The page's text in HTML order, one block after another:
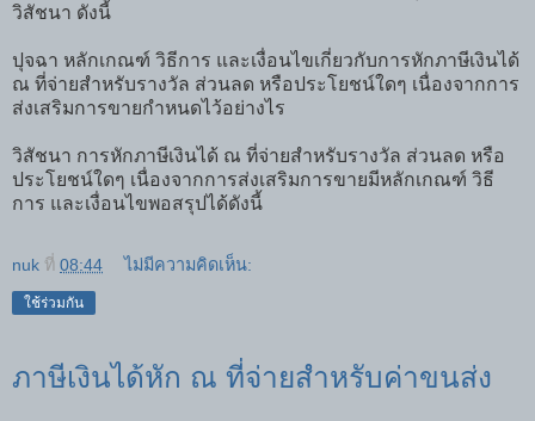
วิสัชนา ดังนี้
ปุจฉา หลักเกณฑ์ วิธีการ และเงื่อนไขเกี่ยวกับการหักภาษีเงินได้
ณ ที่จ่ายสำหรับรางวัล ส่วนลด หรือประโยชน์ใดๆ เนื่องจากการ
ส่งเสริมการขายกำหนดไว้อย่างไร
วิสัชนา การหักภาษีเงินได้ ณ ที่จ่ายสำหรับรางวัล ส่วนลด หรือ
ประโยชน์ใดๆ เนื่องจากการส่งเสริมการขายมีหลักเกณฑ์ วิธี
การ และเงื่อนไขพอสรุปได้ดังนี้
nuk ที่ 08:44 ไม่มีความคิดเห็น:
ใช้ร่วมกัน
ภาษีเงินได้หัก ณ ที่จ่ายสำหรับค่าขนส่ง